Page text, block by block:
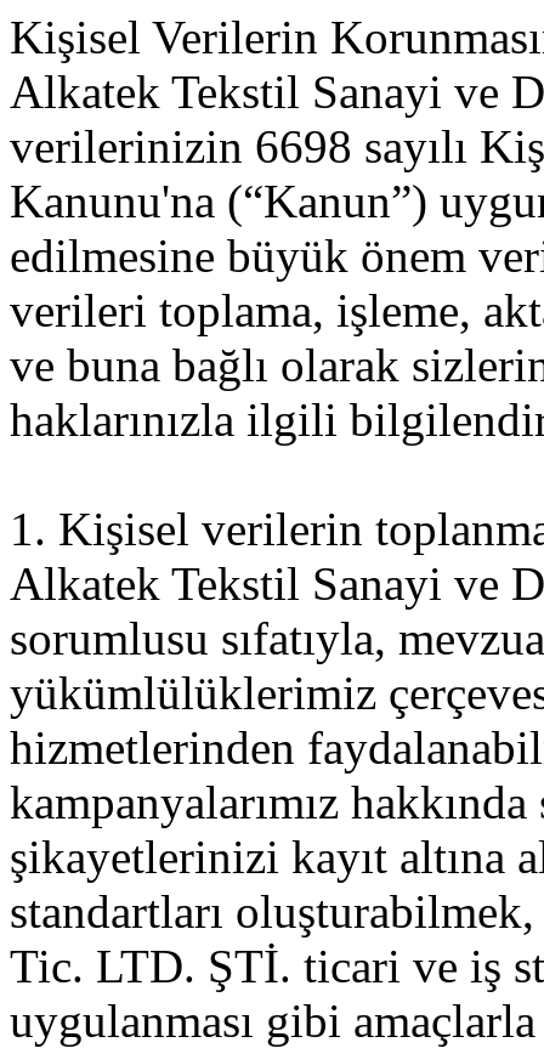
Kişisel Verilerin
Alkatek Tekstil Sanayi ve
verilerinizin 6698 sayılı
Kanunu'na (“Kanun”)
edilmesine büyük önem
verileri toplama, işleme,
ve buna bağlı olarak
haklarınızla ilgili
1. Kişisel verilerin
Alkatek Tekstil Sanayi ve
sorumlusu sıfatıyla,
yükümlülüklerimiz
hizmetlerinden
kampanyalarımız
şikayetlerinizi kayıt altına
standartları
Tic. LTD. ŞTİ. ticari ve iş
uygulanması gibi